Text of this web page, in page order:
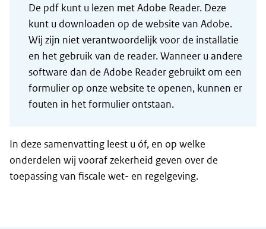
De pdf kunt u lezen met Adobe Reader. Deze
kunt u downloaden op de website van Adobe.
Wij zijn niet verantwoordelijk voor de installatie
en het gebruik van de reader. Wanneer u andere
software dan de Adobe Reader gebruikt om een
formulier op onze website te openen, kunnen er
fouten in het formulier ontstaan.
In deze samenvatting leest u óf, en op welke
onderdelen wij vooraf zekerheid geven over de
toepassing van fiscale wet- en regelgeving.